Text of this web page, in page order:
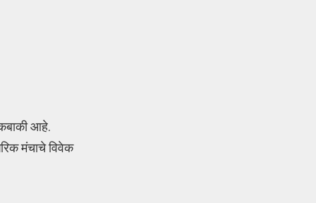
आहे.
मंचाचे विवेक